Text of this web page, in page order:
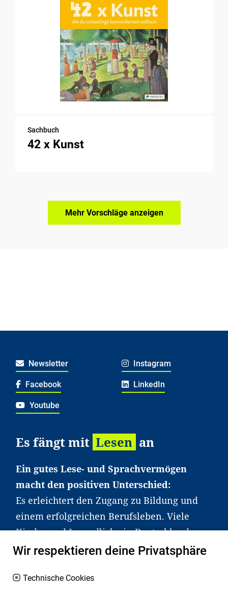
Sachbuch
42 x Kunst
Mehr Vorschläge anzeigen
Newsletter Instagram
Facebook LinkedIn
Youtube
Es fängt mit Lesen an
Ein gutes Lese- und Sprachvermögen
macht den positiven Unterschied:
Es erleichtert den Zugang zu Bildung und
einem erfolgreichen Berufsleben. Viele
Kinder und Jugendliche in Deutschland
haben aber große Schwierigkeiten dabei.
an Familien sowie an Erzieher*innen,
Wir respektieren deine Privatsphäre
Technische Cookies